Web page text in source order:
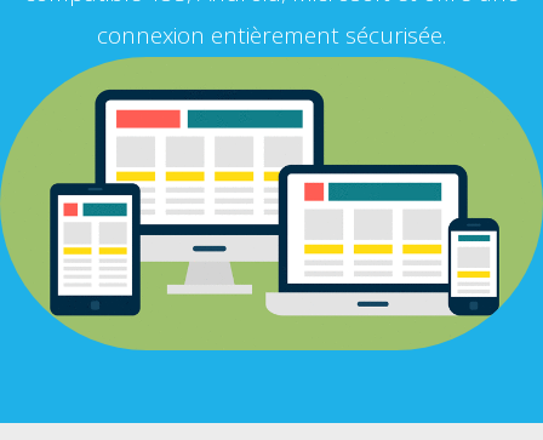
connexion entièrement sécurisée.